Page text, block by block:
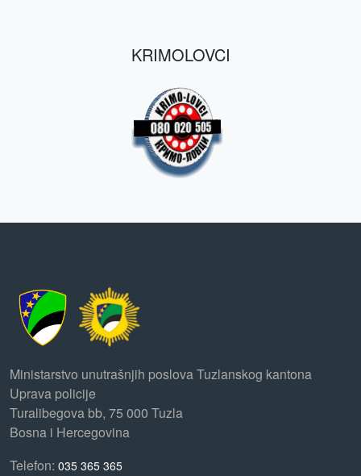
KRIMOLOVCI
Ministarstvo unutrašnjih poslova Tuzlanskog kantona
Uprava policije
Turalibegova bb, 75 000 Tuzla
Bosna i Hercegovina
Telefon: 035 365 365